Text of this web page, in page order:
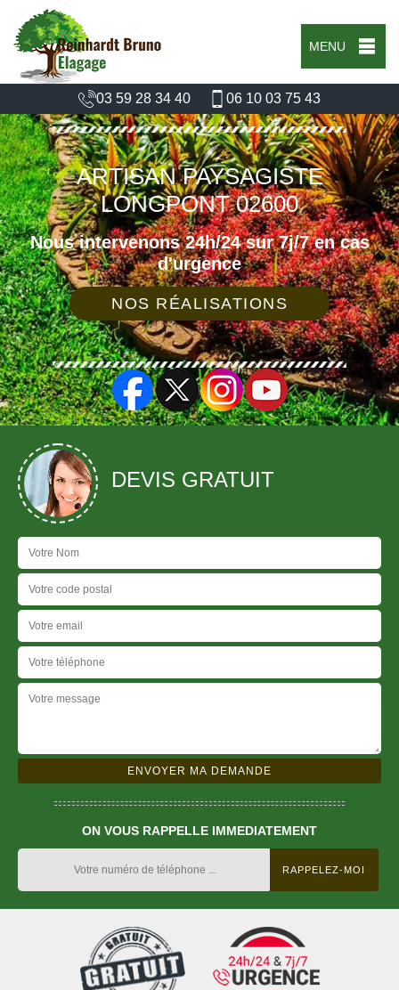
MENU
03 59 28 34 40 06 10 03 75 43
ARTISAN PAYSAGISTE
LONGPONT 02600
Nous intervenons 24h/24 sur 7j/7 en cas
d'urgence
NOS RÉALISATIONS
DEVIS GRATUIT
ON VOUS RAPPELLE IMMEDIATEMENT